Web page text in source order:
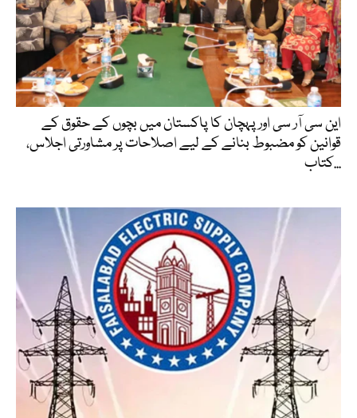
این سی آر سی اور پہچان کا پاکستان میں بچوں کے حقوق کے
قوانین کو مضبوط بنانے کے لیے اصلاحات پر مشاورتی اجلاس،
کتاب...